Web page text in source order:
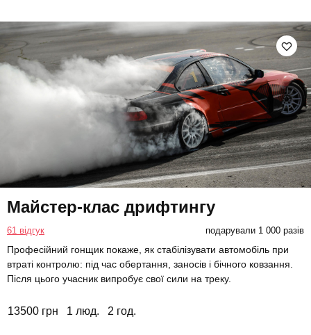
Майстер-клас дрифтингу
61 відгук подарували 1 000 разів
Професійний гонщик покаже, як стабілізувати автомобіль при
втраті контролю: під час обертання, заносів і бічного ковзання.
Після цього учасник випробує свої сили на треку.
13500 грн 1 люд. 2 год.